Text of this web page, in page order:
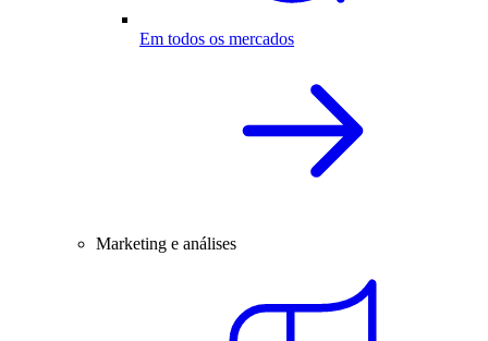
Em todos os mercados
Marketing e análises